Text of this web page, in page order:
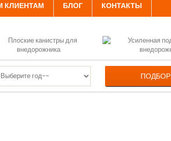
КЛИЕНТАМ БЛОГ КОНТАКТЫ
ПОДБОР